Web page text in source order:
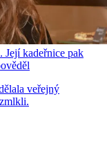
Její kadeřnice pak
veřejný